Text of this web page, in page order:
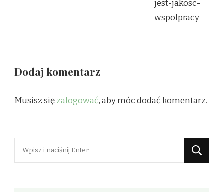
Dodaj komentarz
Musisz sięzalogować, aby móc dodać komentarz.